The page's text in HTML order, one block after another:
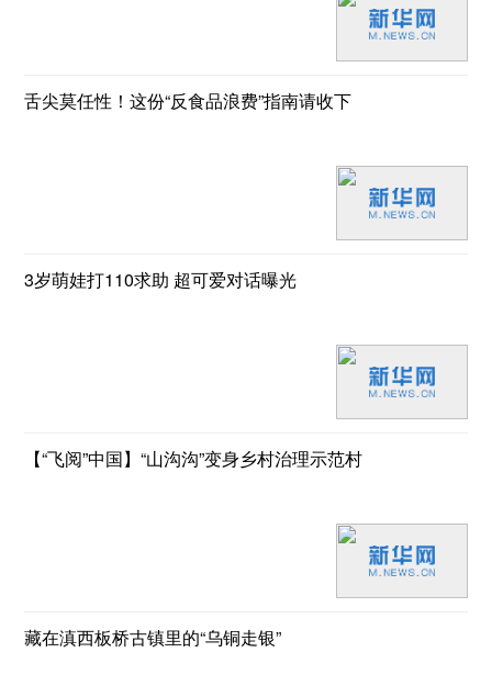
舌尖莫任性！这份“反食品浪费”指南请收下
3岁萌娃打110求助 超可爱对话曝光
【“飞阅”中国】“山沟沟”变身乡村治理示范村
藏在滇西板桥古镇里的“乌铜走银”